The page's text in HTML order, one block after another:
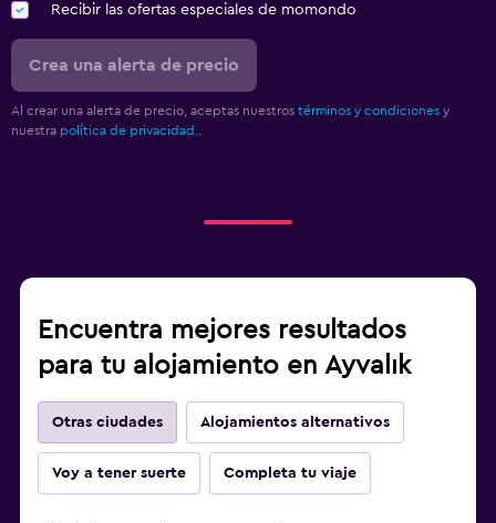
Recibir las ofertas especiales de momondo
Crea una alerta de precio
Al crear una alerta de precio, aceptas nuestros términos y condiciones y
nuestra política de privacidad.
Encuentra mejores resultados
para tu alojamiento en Ayvalık
Otras ciudades Alojamientos alternativos
Voy a tener suerte Completa tu viaje